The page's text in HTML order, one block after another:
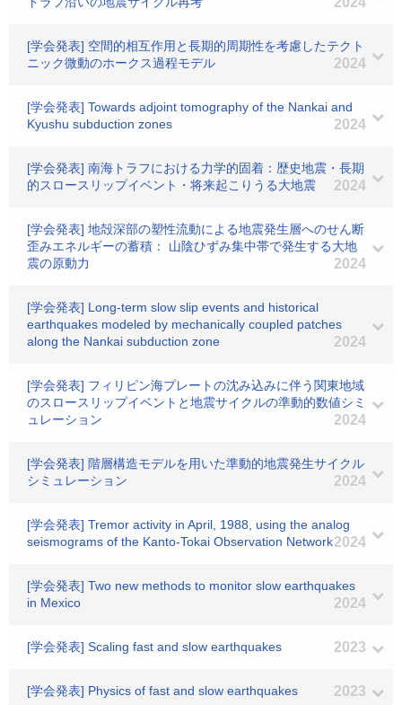
[学会発表] 空間的相互作用と長期的周期性を考慮したテクト
ニック微動のホークス過程モデル
2024
[学会発表] Towards adjoint tomography of the Nankai and
Kyushu subduction zones
2024
[学会発表] 南海トラフにおける力学的固着：歴史地震・長期
的スロースリップイベント・将来起こりうる大地震
2024
[学会発表] 地殻深部の塑性流動による地震発生層へのせん断
歪みエネルギーの蓄積： 山陰ひずみ集中帯で発生する大地
震の原動力
2024
[学会発表] Long-term slow slip events and historical
earthquakes modeled by mechanically coupled patches
along the Nankai subduction zone
2024
[学会発表] フィリピン海プレートの沈み込みに伴う関東地域
のスロースリップイベントと地震サイクルの準動的数値シミ
ュレーション
2024
[学会発表] 階層構造モデルを用いた準動的地震発生サイクル
シミュレーション
2024
[学会発表] Tremor activity in April, 1988, using the analog
seismograms of the Kanto-Tokai Observation Network2024
[学会発表] Two new methods to monitor slow earthquakes
in Mexico
2024
[学会発表] Scaling fast and slow earthquakes 2023
[学会発表] Physics of fast and slow earthquakes 2023